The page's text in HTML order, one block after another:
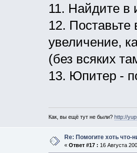
11. Найдите в
12.
увеличение,
(без всяких
13. Юпитер -
Как, вы ещё тут не были? http://
Re: Помогите хоть что-
« Ответ #17 : 16 Августа